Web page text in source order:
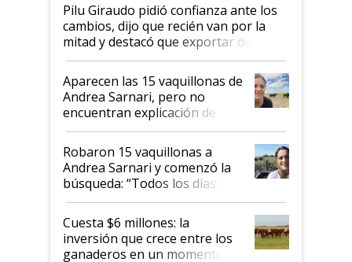
Pilu Giraudo pidió confianza ante los
cambios, dijo que recién van por la
mitad y destacó que exportar dejó de
ser "para unos pocos": "Tenemos un
mandato muy claro del gobierno
nacional"
Aparecen las 15 vaquillonas de
Andrea Sarnari, pero no
encuentran explicación de
cómo llegaron allí
Robaron 15 vaquillonas a
Andrea Sarnari y comenzó la
búsqueda: “Todos los días le
toca a algún productor”
Cuesta $6 millones: la
inversión que crece entre los
ganaderos en un momento